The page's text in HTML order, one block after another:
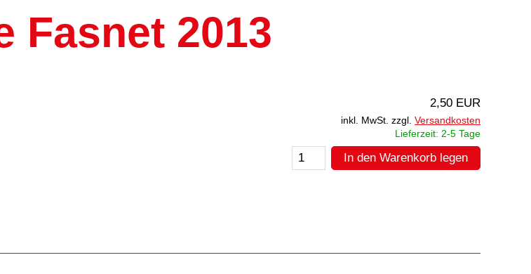
Fasnet 2013
2,50 EUR
inkl. MwSt. zzgl. Versandkosten
Lieferzeit: 2-5 Tage
In den Warenkorb legen